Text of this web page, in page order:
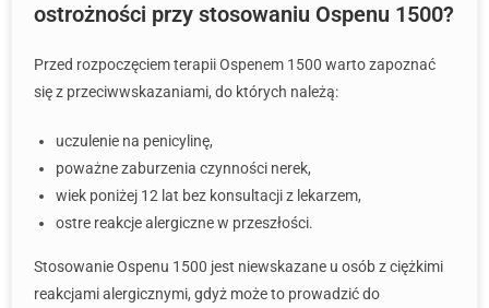
ostrożności przy stosowaniu Ospenu 1500?
Przed rozpoczęciem terapii Ospenem 1500 warto zapoznać
się z przeciwwskazaniami, do których należą:
uczulenie na penicylinę,
poważne zaburzenia czynności nerek,
wiek poniżej 12 lat bez konsultacji z lekarzem,
ostre reakcje alergiczne w przeszłości.
Stosowanie Ospenu 1500 jest niewskazane u osób z ciężkimi
reakcjami alergicznymi, gdyż może to prowadzić do